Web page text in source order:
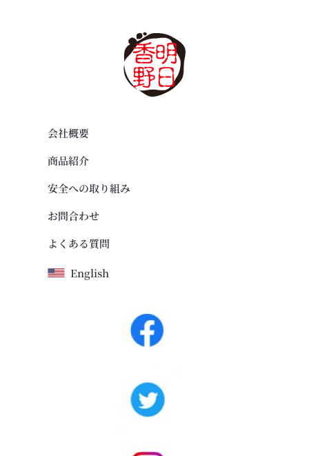
会社概要
商品紹介
安全への取り組み
お問合わせ
よくある質問
English